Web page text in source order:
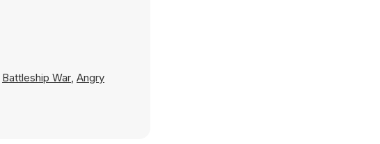
Battleship War, Angry